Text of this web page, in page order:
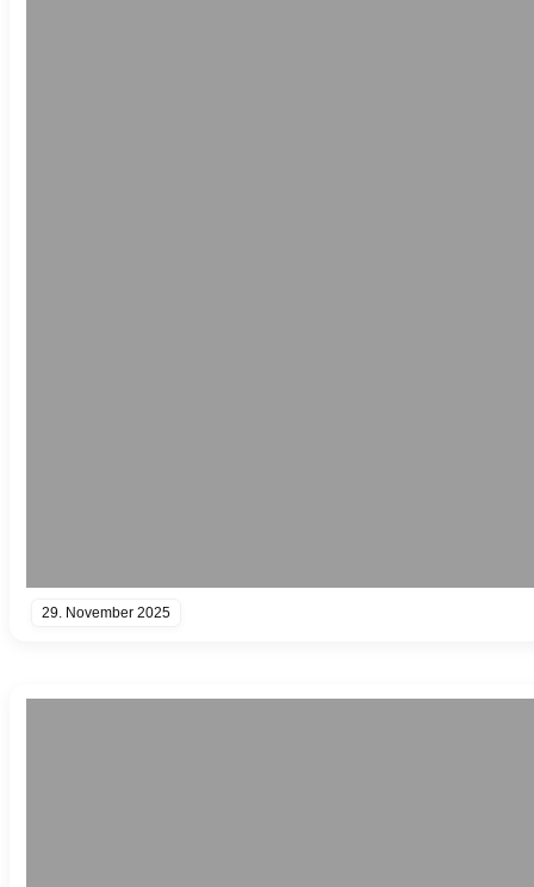
29. November 2025